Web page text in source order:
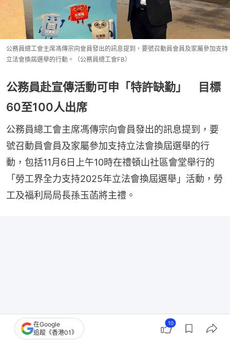
公務員總工會主席馮傳宗向會員發出的訊息提到，要號召動員會員及家屬參加支持
立法會換屆選舉的行動。（公務員總工會FB）
公務員赴宣傳活動可申「特許缺勤」 目標
60至100人出席
公務員總工會主席馮傳宗向會員發出的訊息提到，要
號召動員會員及家屬參加支持立法會換屆選舉的行
動，包括11月6日上午10時在禮頓山社區會堂舉行的
「勞工界全力支持2025年立法會換屆選舉」活動，勞
工及福利局局長孫玉菡將主禮。
在Google
追蹤《香港01》
10